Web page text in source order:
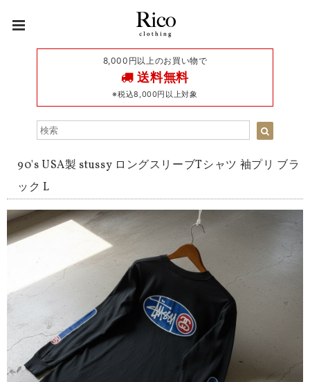
8,000円以上のお買い物で
送料無料
※税込8,000円以上対象
90's USA製 stussy ロングスリーブTシャツ 袖プリ ブラ
ック L